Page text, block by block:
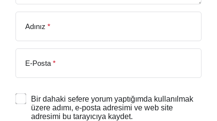
Adınız *
E-Posta *
Bir dahaki sefere yorum yaptığımda kullanılmak
üzere adımı, e-posta adresimi ve web site
adresimi bu tarayıcıya kaydet.